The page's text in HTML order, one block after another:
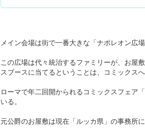
メイン会場は街で一番大きな「ナポレオン広
この広場は代々統治するファミリーが、お屋
スブースに当てるということは、コミックス
ローマで年二回開かられるコミックスフェア
いる。
元公爵のお屋敷は現在「ルッカ県」の事務所